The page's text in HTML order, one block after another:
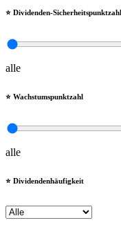
⭐️ Dividenden-Sicherheitspunktzahl
alle
⭐️ Wachstumspunktzahl
alle
⭐️ Dividendenhäufigkeit